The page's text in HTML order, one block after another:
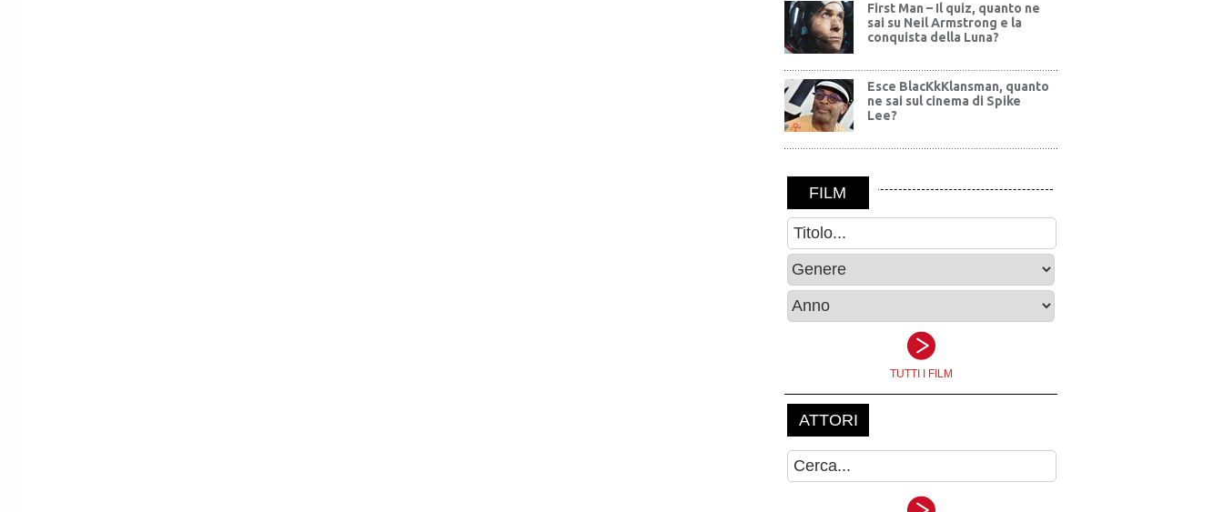
First Man – Il quiz, quanto ne
sai su Neil Armstrong e la
conquista della Luna?
Esce BlacKkKlansman, quanto
ne sai sul cinema di Spike
Lee?